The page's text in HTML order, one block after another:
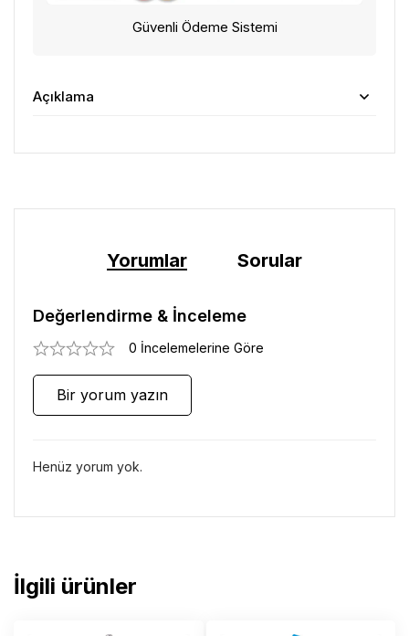
Güvenli Ödeme Sistemi
Açıklama
Yorumlar Sorular
Değerlendirme & İnceleme
0 İncelemelerine Göre
Bir yorum yazın
Henüz yorum yok.
İlgili ürünler